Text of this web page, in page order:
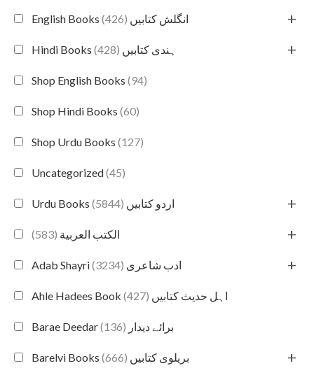
English Books انگلش کتابیں (426) +
Hindi Books ہندی کتابیں (428) +
Shop English Books (94)
Shop Hindi Books (60)
Shop Urdu Books (127)
Uncategorized(45)
Urdu Books اردو کتابیں (5844) +
الكتب العربية (583) +
Adab Shayri ادب شاعری (3234) +
Ahle Hadees Book اہل حدیث کتابیں (427)
Barae Deedar برائے دیدار (136)
Barelvi Books بریلوی کتابیں (666) +